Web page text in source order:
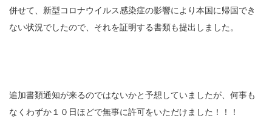
併せて、新型コロナウイルス感染症の影響により本国に帰国でき
ない状況でしたので、それを証明する書類も提出しました。
追加書類通知が来るのではないかと予想していましたが、何事も
なくわずか１０日ほどで無事に許可をいただけました！！！